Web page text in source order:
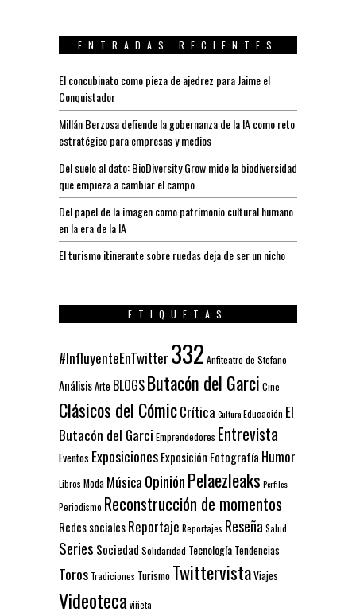
ENTRADAS RECIENTES
El concubinato como pieza de ajedrez para Jaime el
Conquistador
Millán Berzosa defiende la gobernanza de la IA como reto
estratégico para empresas y medios
Del suelo al dato: BioDiversity Grow mide la biodiversidad
que empieza a cambiar el campo
Del papel de la imagen como patrimonio cultural humano
en la era de la IA
El turismo itinerante sobre ruedas deja de ser un nicho
ETIQUETAS
#InfluyenteEnTwitter 332 Anfiteatro de Stefano
AnálisisArte BLOGSButacón del Garci Cine
Clásicos del CómicCrítica CulturaEducación El
Butacón del Garci Emprendedores Entrevista
Eventos ExposicionesExposición Fotografía Humor
Libros Moda Música OpiniónPelaezleaks Perfiles
Periodismo Reconstrucción de momentos
Redes socialesReportaje Reportajes ReseñaSalud
Series Sociedad Solidaridad Tecnología Tendencias
Toros Tradiciones Turismo TwittervistaViajes
Videotecaviñeta